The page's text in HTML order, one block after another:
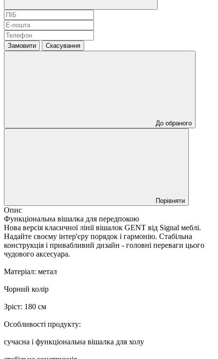
Замовити Скасування
До обраного
Порівняти
Опис
Функціональна вішалка для передпокою
Нова версія класичної лінії вішалок GENT від Signal меблі.
Надайте своєму інтер'єру порядок і гармонію. Стабільна
конструкція і привабливий дизайн - головні переваги цього
чудового аксесуара.
Матеріал: метал
Чорний колір
Зріст: 180 см
Особливості продукту:
сучасна і функціональна вішалка для холу